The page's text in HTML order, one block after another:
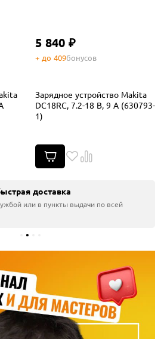
5 840 ₽
+ до 409бонусов
Зарядное устройство Makita
DC18RC, 7.2-18 В, 9 А (630793-
1)
доставка
или в пункты выдачи по всей